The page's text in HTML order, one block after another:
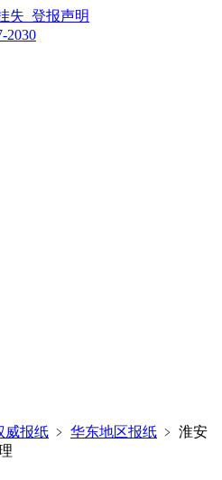
失_登报声明
2030
威报纸 ﹥ 华东地区报纸 ﹥ 淮安